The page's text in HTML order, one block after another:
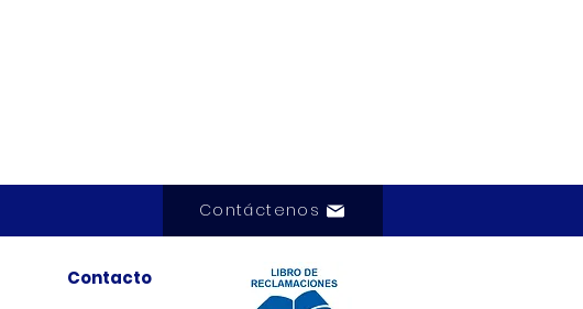
Contáctenos
Contacto